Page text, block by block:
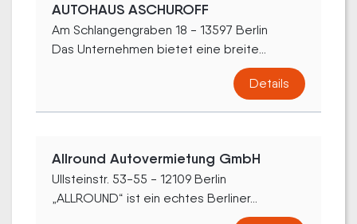
AUTOHAUS ASCHUROFF
Am Schlangengraben 18 - 13597 Berlin
Das Unternehmen bietet eine breite...
Details
Allround Autovermietung GmbH
Ullsteinstr. 53-55 - 12109 Berlin
„ALLROUND“ ist ein echtes Berliner...